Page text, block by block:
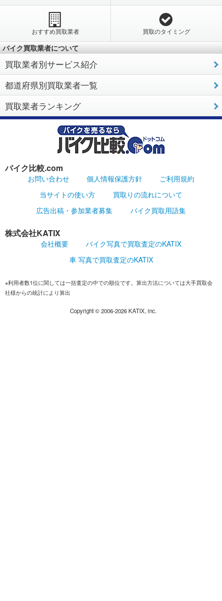
おすすめ買取業者 買取のタイミング
バイク買取業者について
買取業者別サービス紹介
都道府県別買取業者一覧
買取業者ランキング
バイク比較.com
お問い合わせ 個人情報保護方針
ご利用規約
当サイトの使い方
買取りの流れについて
広告出稿・参加業者募集
バイク買取用語集
株式会社KATIX
会社概要
バイク写真で買取査定のKATIX
車 写真で買取査定のKATIX
※利用者数1位に関しては一括査定の中での順位です。算出方法については大手買取会
社様からの統計により算出
Copyright ©2006-2026KATIX, inc.